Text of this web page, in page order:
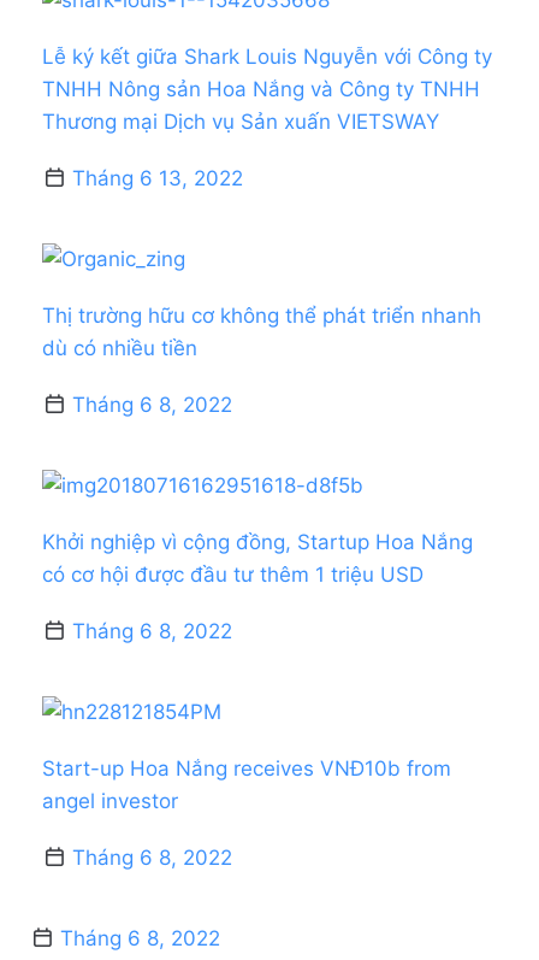
Lễ ký kết giữa Shark Louis Nguyễn với Công ty
TNHH Nông sản Hoa Nắng và Công ty TNHH
Thương mại Dịch vụ Sản xuấn VIETSWAY
Tháng 6 13, 2022
Thị trường hữu cơ không thể phát triển nhanh
dù có nhiều tiền
Tháng 6 8, 2022
Khởi nghiệp vì cộng đồng, Startup Hoa Nắng
có cơ hội được đầu tư thêm 1 triệu USD
Tháng 6 8, 2022
Start-up Hoa Nắng receives VNĐ10b from
angel investor
Tháng 6 8, 2022
Tháng 6 8, 2022